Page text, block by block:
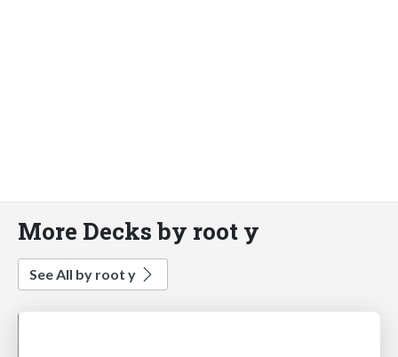
More Decks by root y
See All by root y